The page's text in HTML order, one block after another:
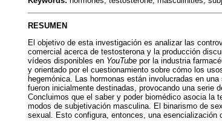
RESUMEN
El objetivo de esta investigación es analizar las
comercial acerca de testosterona y la producción
vídeos disponibles en YouTube por la industria
y orientado por el cuestionamiento sobre cómo los
hegemónica. Las hormonas están involucradas en
fueron inicialmente destinadas, provocando una serie
Concluimos que el saber y poder biomédico asocia la
modos de subjetivación masculina. El binarismo de
sexual. Esto configura, entonces, una